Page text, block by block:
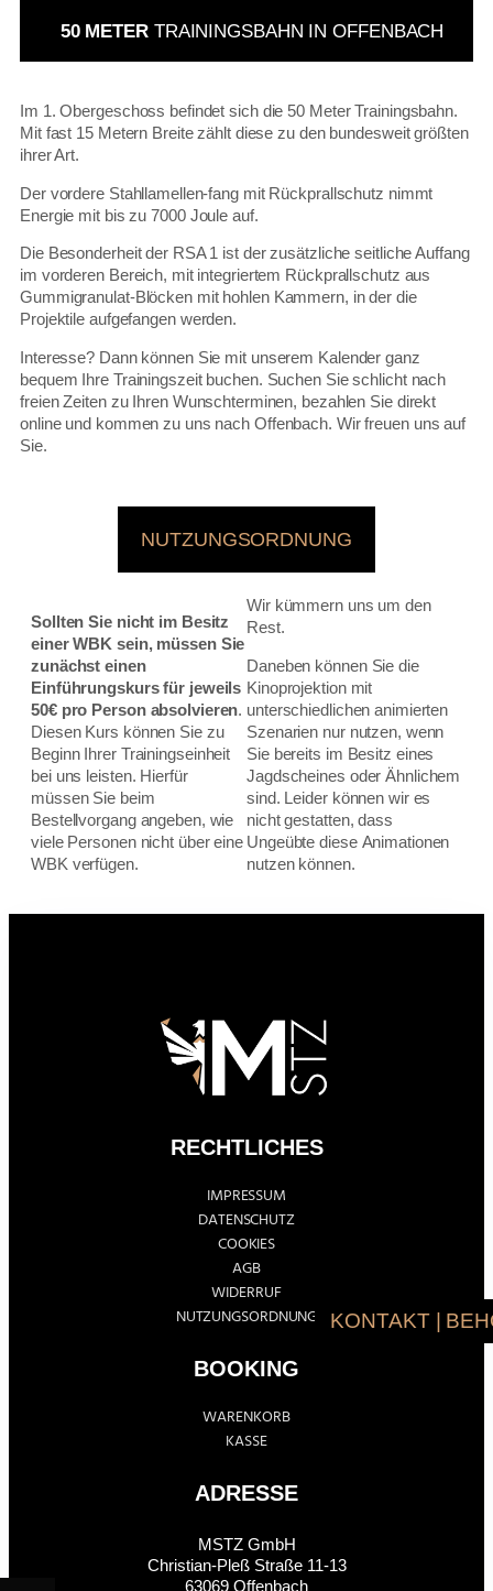
50 METERTRAININGSBAHN IN OFFENBACH
Im 1. Obergeschoss befindet sich die 50 Meter Trainingsbahn.
Mit fast 15 Metern Breite zählt diese zu den bundesweit größten
ihrer Art.
Der vordere Stahllamellen-fang mit Rückprallschutz nimmt
Energie mit bis zu 7000 Joule auf.
Die Besonderheit der RSA 1 ist der zusätzliche seitliche Auffang
im vorderen Bereich, mit integriertem Rückprallschutz aus
Gummigranulat-Blöcken mit hohlen Kammern, in der die
Projektile aufgefangen werden.
Interesse? Dann können Sie mit unserem Kalender ganz
bequem Ihre Trainingszeit buchen. Suchen Sie schlicht nach
freien Zeiten zu Ihren Wunschterminen, bezahlen Sie direkt
online und kommen zu uns nach Offenbach. Wir freuen uns auf
Sie.
NUTZUNGSORDNUNG
Sollten Sie nicht im Besitz
einer WBK sein, müssen Sie
zunächst einen
Einführungskurs für jeweils
50€ pro Person absolvieren.
Diesen Kurs können Sie zu
Beginn Ihrer Trainingseinheit
bei uns leisten. Hierfür
müssen Sie beim
Bestellvorgang angeben, wie
viele Personen nicht über eine
WBK verfügen.
Wir kümmern uns um den
Rest.
Daneben können Sie die
Kinoprojektion mit
unterschiedlichen animierten
Szenarien nur nutzen, wenn
Sie bereits im Besitz eines
Jagdscheines oder Ähnlichem
sind. Leider können wir es
nicht gestatten, dass
Ungeübte diese Animationen
nutzen können.
KONTAKT |
RECHTLICHES
IMPRESSUM
DATENSCHUTZ
COOKIES
AGB
WIDERRUF
NUTZUNGSORDNUNG
BOOKING
WARENKORB
KASSE
ADRESSE
MSTZ GmbH
Christian-Pleß Straße 11-13
63069 Offenbach